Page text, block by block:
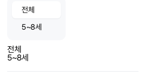
전체
5~8세
전체
5~8세